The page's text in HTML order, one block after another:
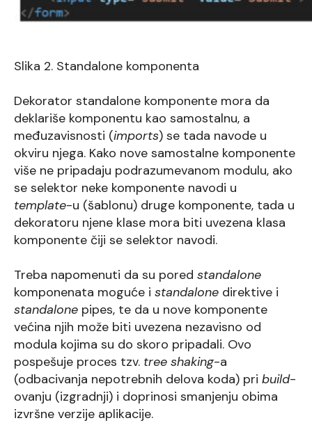
Slika 2. Standalone komponenta
Dekorator standalone komponente mora da
deklariše komponentu kao samostalnu, a
međuzavisnosti (imports) se tada navode u
okviru njega. Kako nove samostalne komponente
više ne pripadaju podrazumevanom modulu, ako
se selektor neke komponente navodi u
template-u (šablonu) druge komponente, tada u
dekoratoru njene klase mora biti uvezena klasa
komponente čiji se selektor navodi.
Treba napomenuti da su pored standalone
komponenata moguće i standalone direktive i
standalone pipes, te da u nove komponente
većina njih može biti uvezena nezavisno od
modula kojima su do skoro pripadali. Ovo
pospešuje proces tzv. tree shaking-a
(odbacivanja nepotrebnih delova koda) pri build-
ovanju (izgradnji) i doprinosi smanjenju obima
izvršne verzije aplikacije.